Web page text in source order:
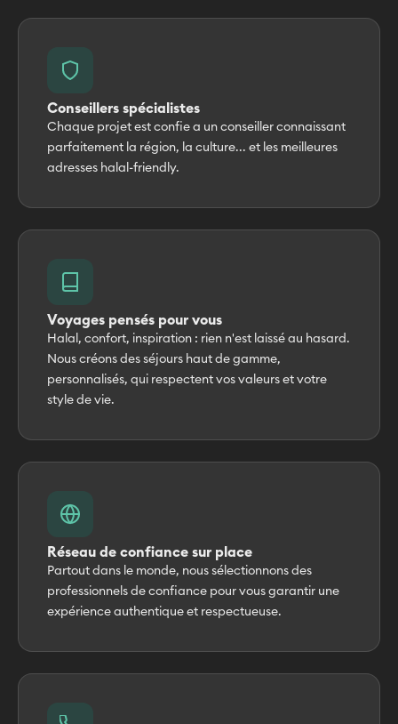
Conseillers spécialistes
Chaque projet est confie a un conseiller connaissant
parfaitement la région, la culture... et les meilleures
adresses halal-friendly.
Voyages pensés pour vous
Halal, confort, inspiration : rien n'est laissé au hasard.
Nous créons des séjours haut de gamme,
personnalisés, qui respectent vos valeurs et votre
style de vie.
Réseau de confiance sur place
Partout dans le monde, nous sélectionnons des
professionnels de confiance pour vous garantir une
expérience authentique et respectueuse.